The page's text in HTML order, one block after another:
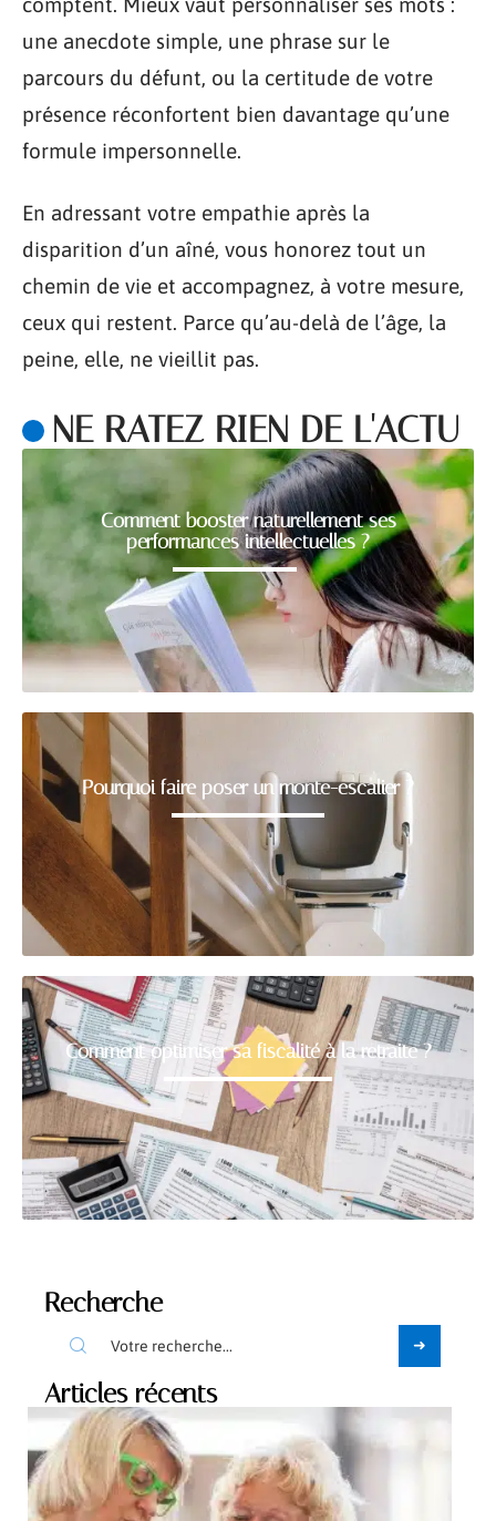
une anecdote simple, une phrase sur le
parcours du défunt, ou la certitude de votre
présence réconfortent bien davantage qu’une
formule impersonnelle.
En adressant votre empathie après la
disparition d’un aîné, vous honorez tout un
chemin de vie et accompagnez, à votre mesure,
ceux qui restent. Parce qu’au-delà de l’âge, la
peine, elle, ne vieillit pas.
NE RATEZ RIEN DE L'ACTU
Comment booster naturellement ses
performances intellectuelles ?
Pourquoi faire poser un monte-escalier ?
Comment optimiser sa fiscalité à la retraite ?
Recherche
Articles récents